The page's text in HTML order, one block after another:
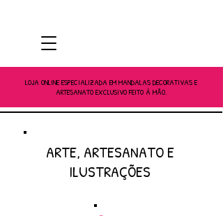
LOJA ONLINE ESPECIALIZADA EM MANDALAS DECORATIVAS E
ARTESANATO EXCLUSIVO FEITO À MÃO.
ARTE, ARTESANATO E
ILUSTRAÇÕES